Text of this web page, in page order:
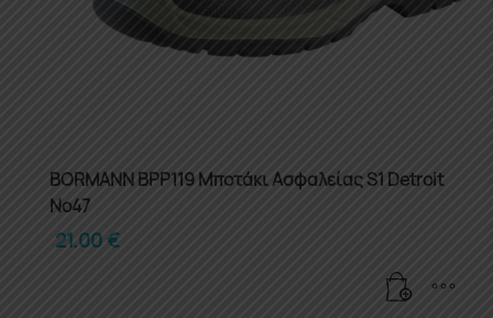
BORMANN BPP119 Μποτάκι Ασφαλείας S1 Detroit
Νο47
21.00€